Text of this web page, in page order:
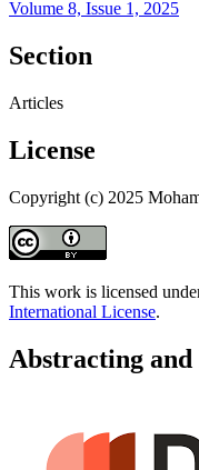
Volume 8, Issue 1, 2025
Section
Articles
License
Copyright (c) 2025
This work is licensed
International License.
Abstracting